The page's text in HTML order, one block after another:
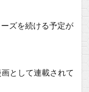
ズを続ける予定が
として連載されて